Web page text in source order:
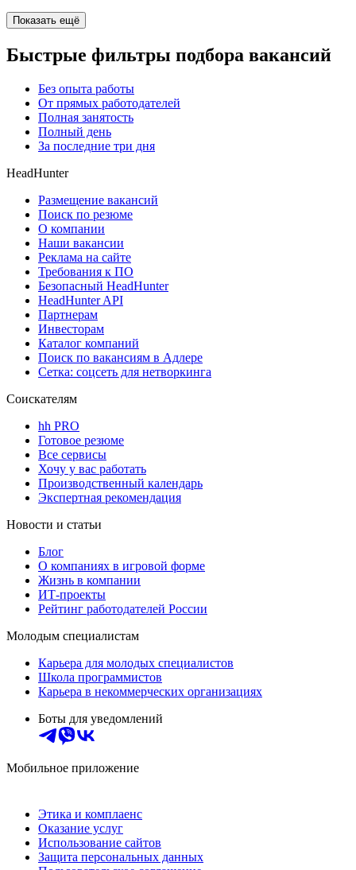
Показать ещё
Быстрые фильтры подбора вакансий
Без опыта работы
От прямых работодателей
Полная занятость
Полный день
За последние три дня
HeadHunter
Размещение вакансий
Поиск по резюме
О компании
Наши вакансии
Реклама на сайте
Требования к ПО
Безопасный HeadHunter
HeadHunter API
Партнерам
Инвесторам
Каталог компаний
Поиск по вакансиям в Адлере
Сетка: соцсеть для нетворкинга
Соискателям
hh PRO
Готовое резюме
Все сервисы
Хочу у вас работать
Производственный календарь
Экспертная рекомендация
Новости и статьи
Блог
О компаниях в игровой форме
Жизнь в компании
ИТ-проекты
Рейтинг работодателей России
Молодым специалистам
Карьера для молодых специалистов
Школа программистов
Карьера в некоммерческих организациях
Боты для уведомлений
Мобильное приложение
Этика и комплаенс
Оказание услуг
Использование сайтов
Защита персональных данных